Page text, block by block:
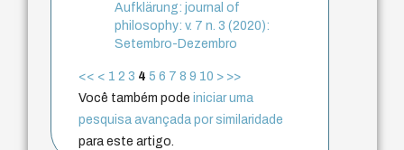
Aufklärung: journal of
philosophy: v. 7 n. 3 (2020):
Setembro-Dezembro
<< < 1 2 3 4 5 6 7 8 9 10 > >>
Você também podeiniciar uma
pesquisa avançada por similaridade
para este artigo.